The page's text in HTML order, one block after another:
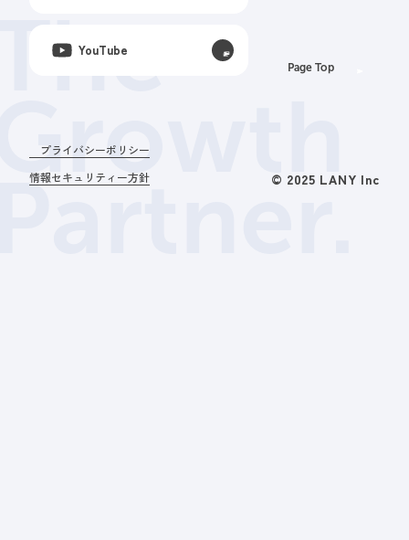
プライバシーポリシー
情報セキュリティー方針
© 2025 LANY Inc
YouTube
Page Top